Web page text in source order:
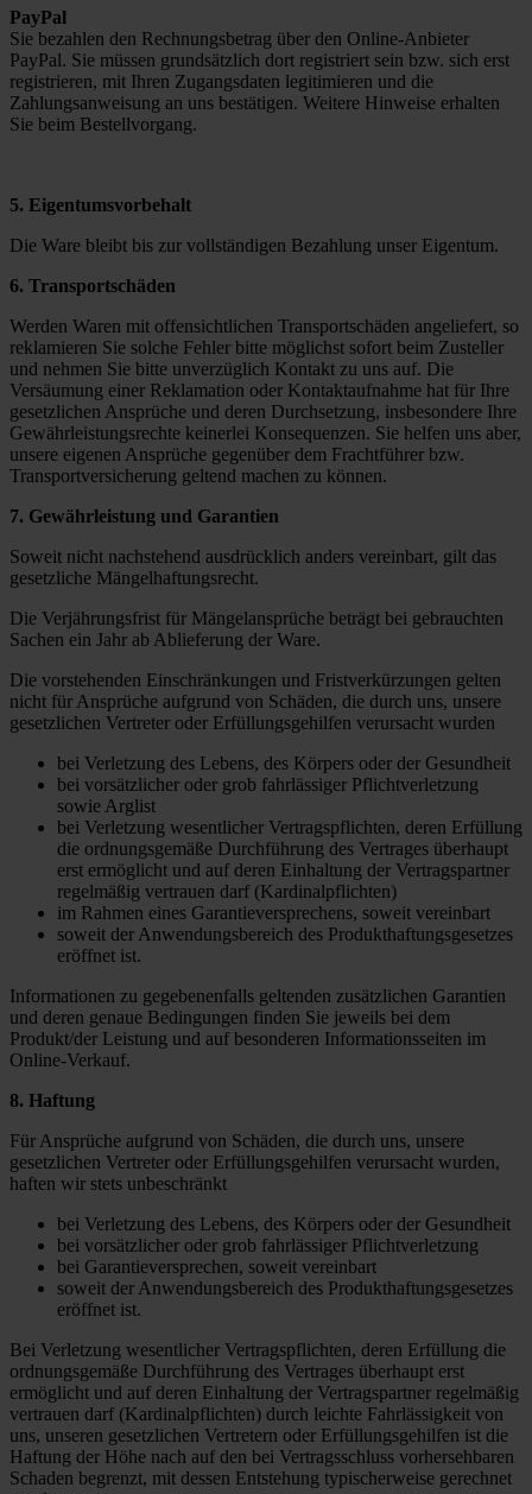
PayPal
Sie bezahlen den Rechnungsbetrag über den Online-Anbieter
PayPal. Sie müssen grundsätzlich dort registriert sein bzw. sich erst
registrieren, mit Ihren Zugangsdaten legitimieren und die
Zahlungsanweisung an uns bestätigen. Weitere Hinweise erhalten
Sie beim Bestellvorgang.
5. Eigentumsvorbehalt
Die Ware bleibt bis zur vollständigen Bezahlung unser Eigentum.
6. Transportschäden
Werden Waren mit offensichtlichen Transportschäden angeliefert, so
reklamieren Sie solche Fehler bitte möglichst sofort beim Zusteller
und nehmen Sie bitte unverzüglich Kontakt zu uns auf. Die
Versäumung einer Reklamation oder Kontaktaufnahme hat für Ihre
gesetzlichen Ansprüche und deren Durchsetzung, insbesondere Ihre
Gewährleistungsrechte keinerlei Konsequenzen. Sie helfen uns aber,
unsere eigenen Ansprüche gegenüber dem Frachtführer bzw.
Transportversicherung geltend machen zu können.
7. Gewährleistung und Garantien
Soweit nicht nachstehend ausdrücklich anders vereinbart, gilt das
gesetzliche Mängelhaftungsrecht.
Die Verjährungsfrist für Mängelansprüche beträgt bei gebrauchten
Sachen ein Jahr ab Ablieferung der Ware.
Die vorstehenden Einschränkungen und Fristverkürzungen gelten
nicht für Ansprüche aufgrund von Schäden, die durch uns, unsere
gesetzlichen Vertreter oder Erfüllungsgehilfen verursacht wurden
bei Verletzung des Lebens, des Körpers oder der Gesundheit
bei vorsätzlicher oder grob fahrlässiger Pflichtverletzung
sowie Arglist
bei Verletzung wesentlicher Vertragspflichten, deren Erfüllung
die ordnungsgemäße Durchführung des Vertrages überhaupt
erst ermöglicht und auf deren Einhaltung der Vertragspartner
regelmäßig vertrauen darf (Kardinalpflichten)
im Rahmen eines Garantieversprechens, soweit vereinbart
soweit der Anwendungsbereich des Produkthaftungsgesetzes
eröffnet ist.
Informationen zu gegebenenfalls geltenden zusätzlichen Garantien
und deren genaue Bedingungen finden Sie jeweils bei dem
Produkt/der Leistung und auf besonderen Informationsseiten im
Online-Verkauf.
8. Haftung
Für Ansprüche aufgrund von Schäden, die durch uns, unsere
gesetzlichen Vertreter oder Erfüllungsgehilfen verursacht wurden,
haften wir stets unbeschränkt
bei Verletzung des Lebens, des Körpers oder der Gesundheit
bei vorsätzlicher oder grob fahrlässiger Pflichtverletzung
bei Garantieversprechen, soweit vereinbart
soweit der Anwendungsbereich des Produkthaftungsgesetzes
eröffnet ist.
Bei Verletzung wesentlicher Vertragspflichten, deren Erfüllung die
ordnungsgemäße Durchführung des Vertrages überhaupt erst
ermöglicht und auf deren Einhaltung der Vertragspartner regelmäßig
vertrauen darf (Kardinalpflichten) durch leichte Fahrlässigkeit von
uns, unseren gesetzlichen Vertretern oder Erfüllungsgehilfen ist die
Haftung der Höhe nach auf den bei Vertragsschluss vorhersehbaren
Schaden begrenzt, mit dessen Entstehung typischerweise gerechnet